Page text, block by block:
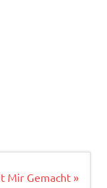
Mir Gemacht »